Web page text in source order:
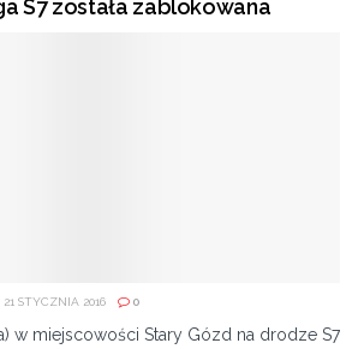
S7 została zablokowana
21 STYCZNIA 2016 0
w miejscowości Stary Gózd na drodze S7